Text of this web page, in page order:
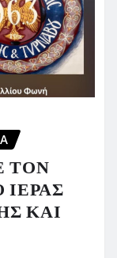
ΤΟΝ
ΚΑΙ